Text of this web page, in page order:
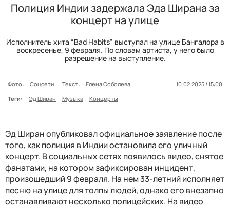
Полиция Индии задержала Эда Ширана за
концерт на улице
Исполнитель хита “Bad Habits” выступал на улице Бангалора в
воскресенье, 9 февраля. По словам артиста, у него было
разрешение на выступление.
Фото: Соцсети Текст: Елена Соболева
10.02.2025 / 15:00
Теги:
Эд Ширан Музыка Концерты
Эд Ширан опубликовал официальное заявление после
того, как полиция в Индии остановила его уличный
концерт. В социальных сетях появилось видео, снятое
фанатами, на котором зафиксирован инцидент,
произошедший 9 февраля. На нем 33-летний исполняет
песню на улице для толпы людей, однако его внезапно
останавливают несколько полицейских. На видео